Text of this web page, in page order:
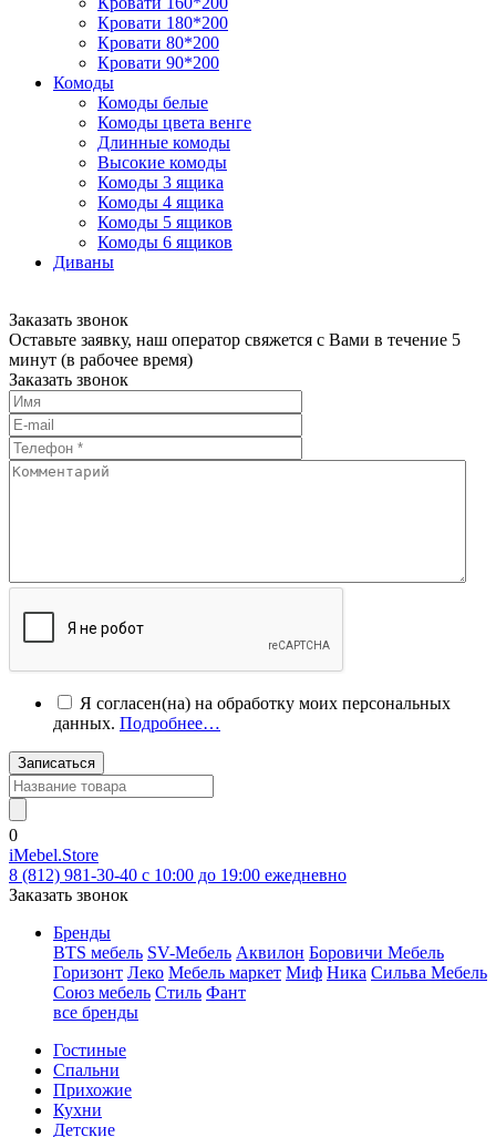
Кровати 180*200
Кровати 80*200
Кровати 90*200
Комоды
Комоды белые
Комоды цвета венге
Длинные комоды
Высокие комоды
Комоды 3 ящика
Комоды 4 ящика
Комоды 5 ящиков
Комоды 6 ящиков
Диваны
Заказать звонок
Оставьте заявку, наш оператор свяжется с Вами в течение 5
минут (в рабочее время)
Заказать звонок
Я согласен(на) на обработку моих персональных
данных. Подробнее…
Записаться
0
iMebel.Store
8 (812) 981-30-40 c 10:00 до 19:00 ежедневно
Заказать звонок
Бренды
BTS мебель SV-Мебель Аквилон Боровичи Мебель
Горизонт Леко Мебель маркет Миф Ника Сильва Мебель
Союз мебель Стиль Фант
все бренды
Гостиные
Спальни
Прихожие
Кухни
Детские